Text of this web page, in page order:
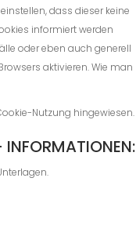
dass dieser keine
informiert werden
oder eben auch generell
aktivieren. Wie man
Nutzung hingewiesen.
INFORMATIONEN: